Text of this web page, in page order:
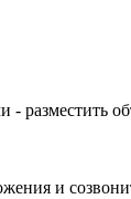
- разместить
и